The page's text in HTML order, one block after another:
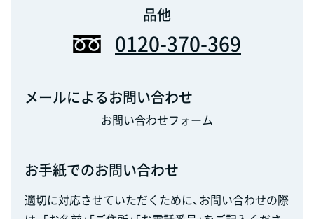
品他
0120-370-369
メールによるお問い合わせ
お問い合わせフォーム
お手紙でのお問い合わせ
適切に対応させていただくために、お問い合わせの際